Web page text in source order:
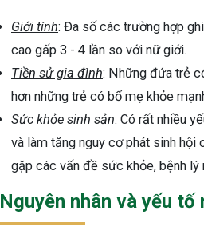
Giới tính: Đa số các trường hợp
cao gấp 3 - 4 lần so với nữ giới.
Tiền sử gia đình: Những đứa trẻ
hơn những trẻ có bố mẹ khỏe
Sức khỏe sinh sản: Có rất nhiều
và làm tăng nguy cơ phát sinh hội
gặp các vấn đề sức khỏe, bệnh lý
Nguyên nhân và yếu tố